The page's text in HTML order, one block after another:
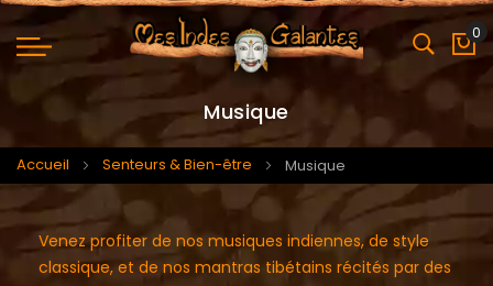
0
Musique
Accueil Senteurs & Bien-être Musique
Venez profiter de nos musiques indiennes, de style
classique, et de nos mantras tibétains récités par des